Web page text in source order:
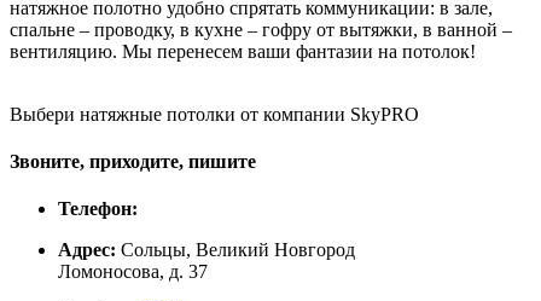
натяжное полотно удобно спрятать коммуникации: в зале,
спальне – проводку, в кухне – гофру от вытяжки, в ванной –
вентиляцию. Мы перенесем ваши фантазии на потолок!
Выбери натяжные потолки от компании SkyPRO
Звоните, приходите, пишите
Телефон:
Адрес: Сольцы, Великий Новгород
Ломоносова, д. 37